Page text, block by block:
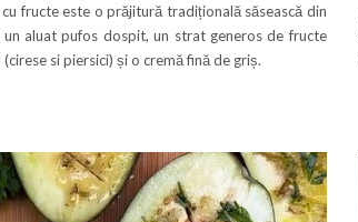
cu fructe este o prăjitură tradițională săsească din
aluat pufos dospit, un strat generos de fructe
si piersici) și o cremă fină de griș.